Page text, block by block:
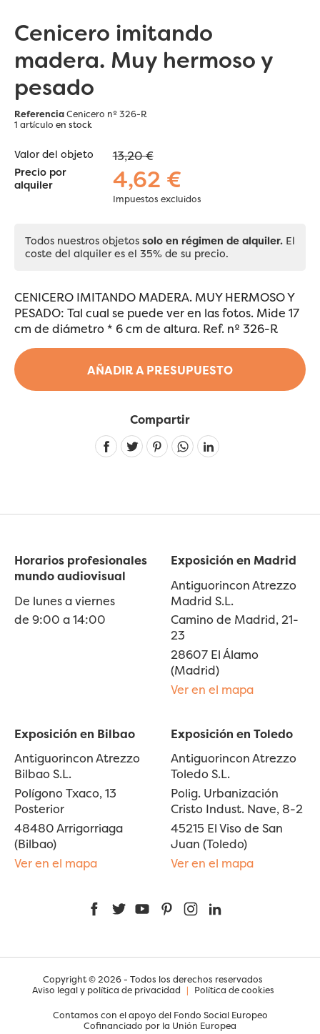
Cenicero imitando
madera. Muy hermoso y
pesado
ReferenciaCenicero nº 326-R
1 artículo en stock
AÑADIR A PRESUPUESTO
Valor del objeto 13,20 €
Precio por
alquiler
4,62 €
Impuestos excluidos
Todos nuestros objetos solo en régimen de alquiler. El
coste del alquiler es el 35% de su precio.
CENICERO IMITANDO MADERA. MUY HERMOSO Y
PESADO: Tal cual se puede ver en las fotos. Mide 17
cm de diámetro * 6 cm de altura. Ref. nº 326-R
Compartir
Linkedin
Horarios profesionales
mundo audiovisual
De lunes a viernes
de 9:00 a 14:00
Exposición en Madrid
Antiguorincon Atrezzo
Madrid S.L.
Camino de Madrid, 21-
23
28607 El Álamo
(Madrid)
Ver en el mapa
Exposición en Bilbao
Antiguorincon Atrezzo
Bilbao S.L.
Polígono Txaco, 13
Posterior
48480 Arrigorriaga
(Bilbao)
Ver en el mapa
Exposición en Toledo
Antiguorincon Atrezzo
Toledo S.L.
Polig. Urbanización
Cristo Indust. Nave, 8-2
45215 El Viso de San
Juan (Toledo)
Ver en el mapa
FacebookTwitterYouTubePinterestInstagram
Copyright © 2026 - Todos los derechos reservados
Aviso legal y política de privacidad | Política de cookies
Contamos con el apoyo del Fondo Social Europeo
Cofinanciado por la Unión Europea